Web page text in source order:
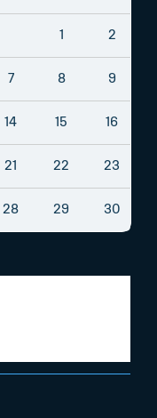
1 2
7 8 9
14 15 16
21 22 23
28 29 30